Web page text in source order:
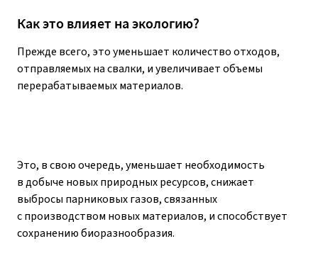
Как это влияет на экологию?
Прежде всего, это уменьшает количество отходов,
отправляемых на свалки, и увеличивает объемы
перерабатываемых материалов.
Это, в свою очередь, уменьшает необходимость
в добыче новых природных ресурсов, снижает
выбросы парниковых газов, связанных
с производством новых материалов, и способствует
сохранению биоразнообразия.